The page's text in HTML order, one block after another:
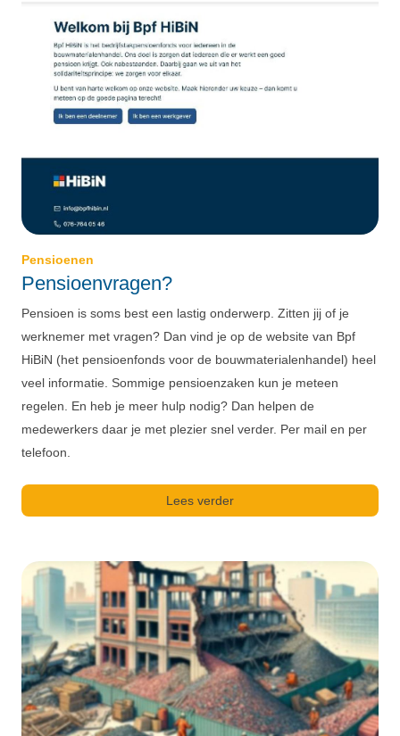
Pensioenen
Pensioenvragen?
Pensioen is soms best een lastig onderwerp. Zitten jij of je
werknemer met vragen? Dan vind je op de website van Bpf
HiBiN (het pensioenfonds voor de bouwmaterialenhandel) heel
veel informatie. Sommige pensioenzaken kun je meteen
regelen. En heb je meer hulp nodig? Dan helpen de
medewerkers daar je met plezier snel verder. Per mail en per
telefoon.
Lees verder